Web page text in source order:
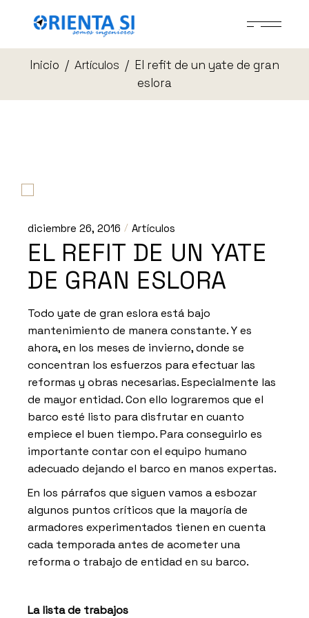
Inicio Artículos
El refit de un yate de gran
eslora
diciembre 26, 2016 Artículos
EL REFIT DE UN YATE
DE GRAN ESLORA
Todo yate de gran eslora está bajo
mantenimiento de manera constante. Y es
ahora, en los meses de invierno, donde se
concentran los esfuerzos para efectuar las
reformas y obras necesarias. Especialmente las
de mayor entidad. Con ello lograremos que el
barco esté listo para disfrutar en cuanto
empiece el buen tiempo. Para conseguirlo es
importante contar con el equipo humano
adecuado dejando el barco en manos expertas.
En los párrafos que siguen vamos a esbozar
algunos puntos críticos que la mayoría de
armadores experimentados tienen en cuenta
cada temporada antes de acometer una
reforma o trabajo de entidad en su barco.
La lista de trabajos